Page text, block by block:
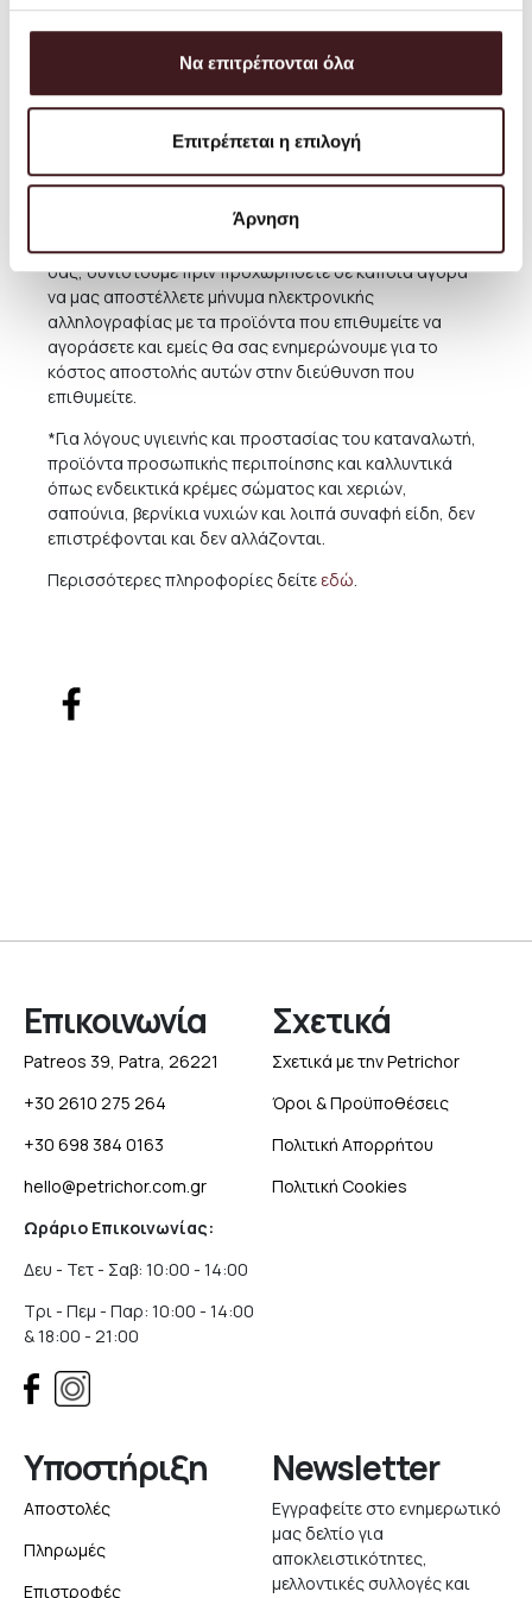
Να επιτρέπονται όλα
Επιτρέπεται η επιλογή
Άρνηση
μαζί μας, καλώντας μας στο τηλ. (+30) 210 220 8434 ή
αποστέλλοντας email στην διεύθυνση
orders@petrichor.com.gr. Στοχεύουμε πάντοτε στο να
προσφέρου με την καλύτερη και πιο οικονομική
υπηρεσία και μπορείτε πάντα να κανονίσετε την
παραλαβή από το Κατάστημά μας δωρεάν όποτε
ποικίλει ανάλογα με την χώρα και την συγκεκριμένη
περιοχή. Για την καλύτερη εξυπηρέτηση και ενημέρωσή
σας, συνιστούμε πριν προχωρήσετε σε κάποια αγορά
να μας αποστέλλετε μήνυμα ηλεκτρονικής
αλληλογραφίας με τα προϊόντα που επιθυμείτε να
αγοράσετε και εμείς θα σας ενημερώνουμε για το
κόστος αποστολής αυτών στην διεύθυνση που
επιθυμείτε.
*Για λόγους υγιεινής και προστασίας του καταναλωτή,
προϊόντα προσωπικής περιποίησης και καλλυντικά
όπως ενδεικτικά κρέμες σώματος και χεριών,
σαπούνια, βερνίκια νυχιών και λοιπά συναφή είδη, δεν
επιστρέφονται και δεν αλλάζονται.
Περισσότερες πληροφορίες δείτε εδώ.
Επικοινωνία
Patreos 39, Patra, 26221
+30 2610 275 264
+30 698 384 0163
hello@petrichor.com.gr
Ωράριο Επικοινωνίας:
Δευ - Τετ - Σαβ: 10:00 - 14:00
Τρι - Πεμ - Παρ: 10:00 - 14:00
& 18:00 - 21:00
Σχετικά
Σχετικά με την Petrichor
Όροι & Προϋποθέσεις
Πολιτική Απορρήτου
Πολιτική Cookies
Υποστήριξη
Αποστολές
Πληρωμές
Επιστροφές
Newsletter
Εγγραφείτε στο ενημερωτικό
μας δελτίο για
αποκλειστικότητες,
μελλοντικές συλλογές και